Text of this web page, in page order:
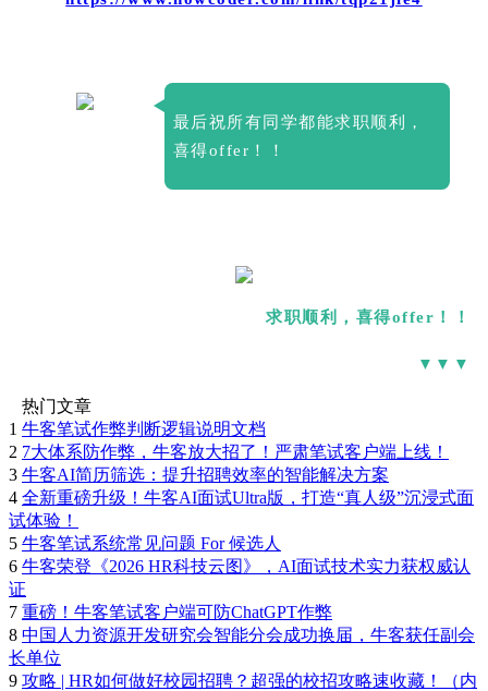
最后祝所有同学都能求职顺利，
喜得offer！！
求职顺利，喜得offer！！
▼▼▼
热门文章
1 牛客笔试作弊判断逻辑说明文档
2 7大体系防作弊，牛客放大招了！严肃笔试客户端上线！
3 牛客AI简历筛选：提升招聘效率的智能解决方案
4 全新重磅升级！牛客AI面试Ultra版，打造“真人级”沉浸式面
试体验！
5 牛客笔试系统常见问题 For 候选人
6 牛客荣登《2026 HR科技云图》，AI面试技术实力获权威认
证
7 重磅！牛客笔试客户端可防ChatGPT作弊
8 中国人力资源开发研究会智能分会成功换届，牛客获任副会
长单位
9 攻略 | HR如何做好校园招聘？超强的校招攻略速收藏！（内